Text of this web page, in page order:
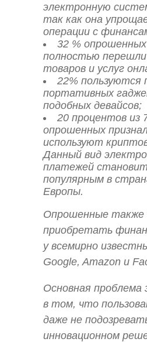
электронную
так как она
операции с
32 %
полностью
товаров и услуг
22% пользуются
портативных
подобных девайсов;
20 процентов из
опрошенных
используют
Данный вид
платежей
популярным в
Европы.
Опрошенные также
приобретать
у всемирно
Google, Amazon и
Основная проблема
в том, что
даже не
инновационном